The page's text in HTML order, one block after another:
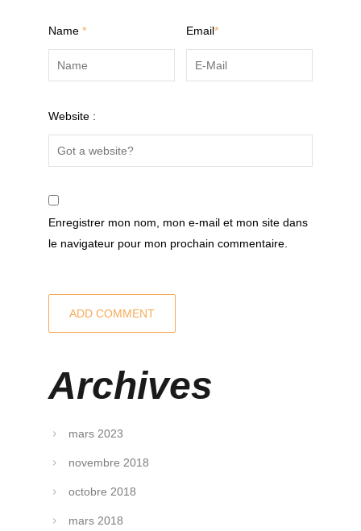
Name * Email*
Website :
Enregistrer mon nom, mon e-mail et mon site dans
le navigateur pour mon prochain commentaire.
Archives
mars 2023
novembre 2018
octobre 2018
mars 2018